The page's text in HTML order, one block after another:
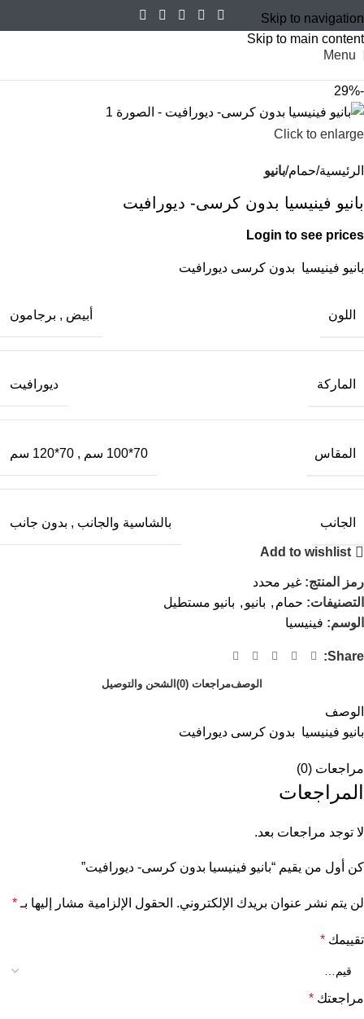
Skip to navigation
Skip to main content
Menu
-29%
Click to enlarge
الرئيسية حمام بانيو
بانيو فينيسيا بدون كرسى- ديورافيت
Login to see prices
بانيو فينيسيا بدون كرسى ديورافيت
اللون أبيض , برجامون
الماركة ديورافيت
المقاس 70*100 سم , 70*120 سم
الجانب بالشاسية والجانب , بدون جانب
Add to wishlist
رمز المنتج: غير محدد
التصنيفات: حمام , بانيو , بانيو مستطيل
الوسم: فينيسيا
Share:
الوصفمراجعات (0) الشحن والتوصيل
الوصف
بانيو فينيسيا بدون كرسى ديورافيت
مراجعات (0)
المراجعات
لا توجد مراجعات بعد.
كن أول من يقيم “بانيو فينيسيا بدون كرسى- ديورافيت”
لن يتم نشر عنوان بريدك الإلكتروني. الحقول الإلزامية مشار إليها بـ *
تقييمك *
مراجعتك *